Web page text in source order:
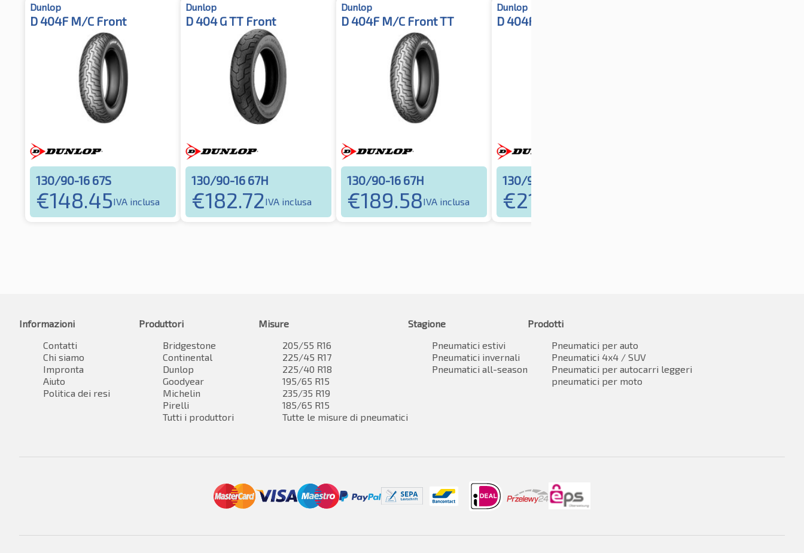
Dunlop
D 404F M/C Front
130/90-16 67S
€148.45IVA inclusa
Dunlop
D 404 G TT Front
130/90-16 67H
€182.72IVA inclusa
Dunlop
D 404F M/C Front TT
130/90-16 67H
€189.58IVA inclusa
Dunlop
D 404F J Front
130/90-16 67H
€215.73
Informazioni
Contatti
Chi siamo
Impronta
Aiuto
Politica dei resi
Produttori
Bridgestone
Continental
Dunlop
Goodyear
Michelin
Pirelli
Tutti i produttori
Misure
205/55 R16
225/45 R17
225/40 R18
195/65 R15
235/35 R19
185/65 R15
Tutte le misure di pneumatici
Stagione
Pneumatici estivi
Pneumatici invernali
Pneumatici all-season
Prodotti
Pneumatici per auto
Pneumatici 4x4 / SUV
Pneumatici per autocarri leggeri
pneumatici per moto